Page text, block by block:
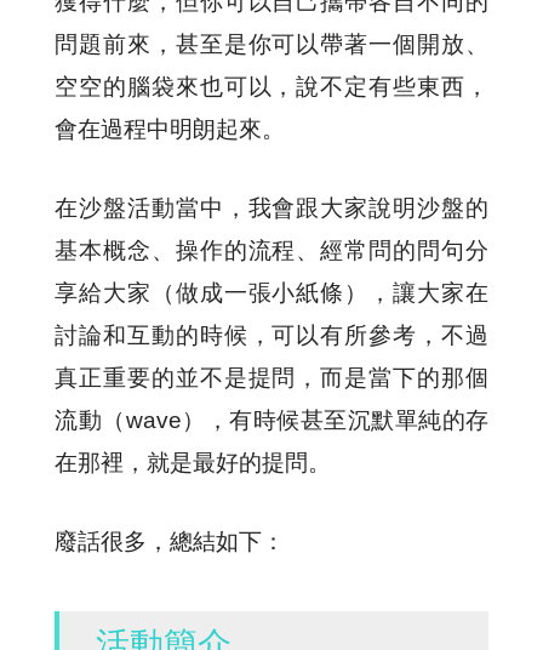
問題前來，甚至是你可以帶著一個開放、
空空的腦袋來也可以，說不定有些東西，
會在過程中明朗起來。
在沙盤活動當中， 我會跟大家說明沙盤的
基本概念、操作的流程、經常問的問句分
享給大家（做成一張小紙條），讓大家在
討論和互動的時候，可以有所參考，不過
真正重要的並不是提問，而是當下的那個
流動（wave），有時候甚至沉默單純的存
在那裡，就是最好的提問。
廢話很多，總結如下：